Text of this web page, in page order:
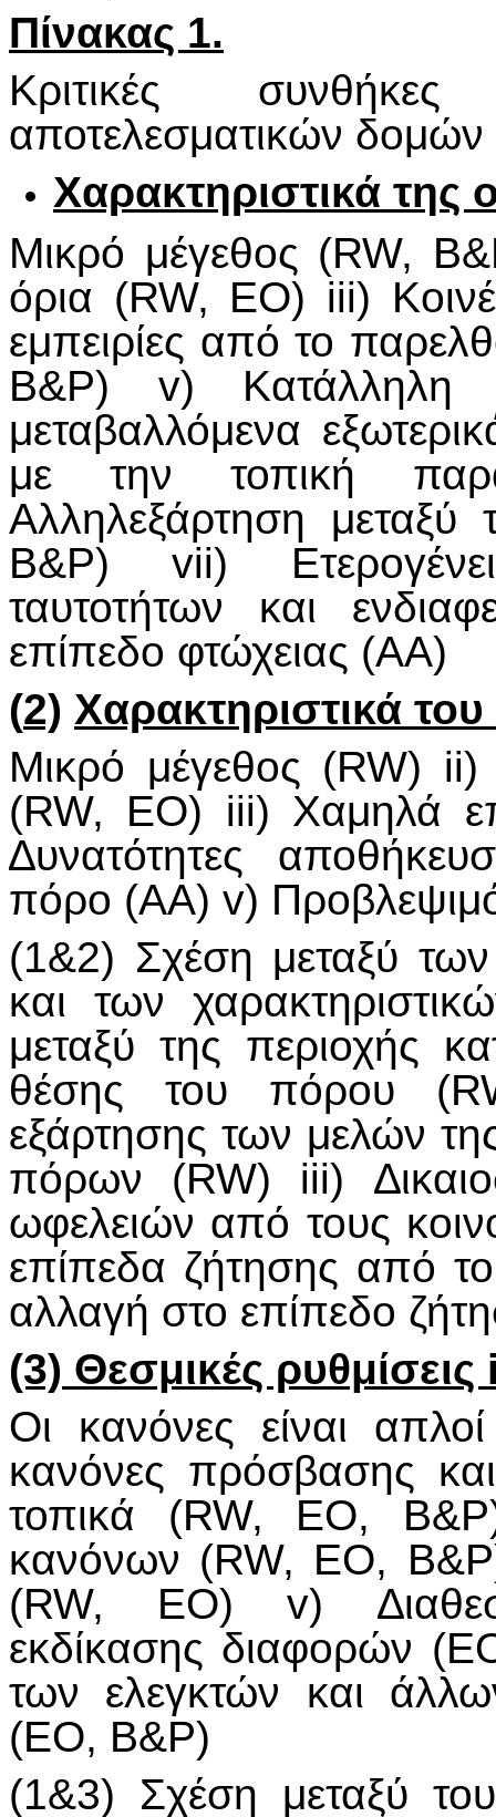
Πίνακας 1.
Κριτικές
αποτελεσματικών
Χαρακτηριστικά
Mικρό μέγεθος (RW,
όρια (RW, EO) iii)
εμπειρίες από το
Β&Ρ) v) Κατάλληλη
μεταβαλλόμενα
με την τοπική
Αλληλεξάρτηση
Β&Ρ) vii)
ταυτοτήτων και
επίπεδο φτώχειας (AA)
(2) Χαρακτηριστικά
Mικρό μέγεθος (RW)
(RW, EO) iii) Χαμηλά
∆υνατότητες
πόρο (ΑΑ) v)
(1&2) Σχέση μεταξύ
και των
μεταξύ της περιοχής
θέσης του πόρου
εξάρτησης των μελών
πόρων (RW) iii)
ωφελειών από τους
επίπεδα ζήτησης από
αλλαγή στο επίπεδο
(3) Θεσμικές ρυθμίσεις
Οι κανόνες είναι
κανόνες πρόσβασης και
τοπικά (RW, ΕΟ,
κανόνων (RW, ΕΟ, Β&Ρ)
(RW, ΕΟ) v)
εκδίκασης διαφορών
των ελεγκτών και
(ΕΟ, Β&Ρ)
(1&3) Σχέση μεταξύ